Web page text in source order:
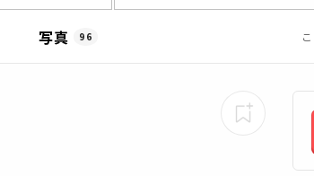
写真 96